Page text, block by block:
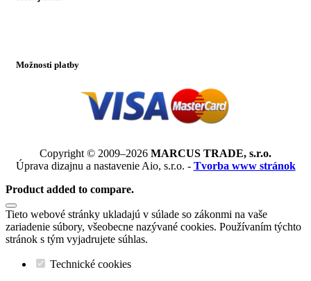
Možnosti platby
Copyright © 2009–2026 MARCUS TRADE, s.r.o.
Úprava dizajnu a nastavenie Aio, s.r.o. - Tvorba www stránok
Product added to compare.
Tieto webové stránky ukladajú v súlade so zákonmi na vaše
zariadenie súbory, všeobecne nazývané cookies. Používaním týchto
stránok s tým vyjadrujete súhlas.
Technické cookies